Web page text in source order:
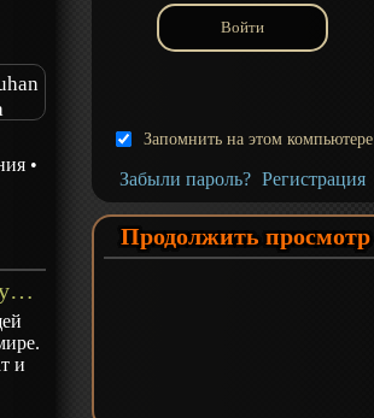
•
«Другой мир и сестра, которая убивает с одного удара» ТВ-1 - описание
и
Запомнить на этом компьютере
Забыли пароль? Регистрация
Продолжить просмотр